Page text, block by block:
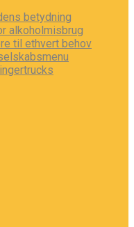
betydning
alkoholmisbrug
til ethvert behov